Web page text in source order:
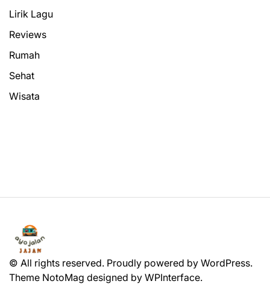
Lirik Lagu
Reviews
Rumah
Sehat
Wisata
© All rights reserved. Proudly powered by WordPress.
Theme NotoMag designed by WPInterface.